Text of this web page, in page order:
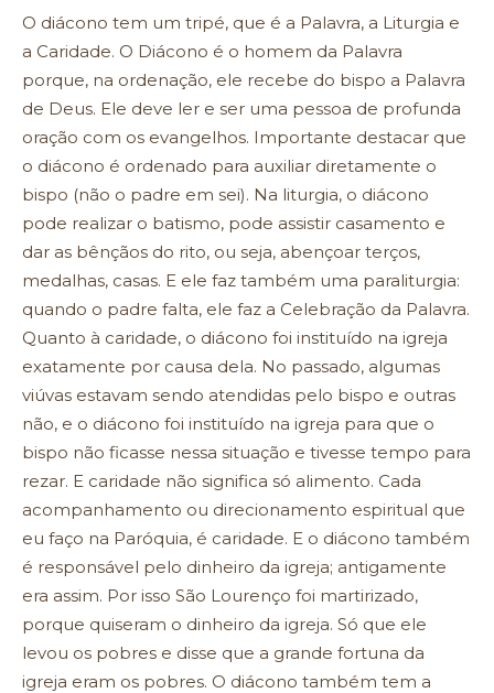
O diácono tem um tripé, que é a Palavra, a Liturgia e
a Caridade. O Diácono é o homem da Palavra
porque, na ordenação, ele recebe do bispo a Palavra
de Deus. Ele deve ler e ser uma pessoa de profunda
oração com os evangelhos. Importante destacar que
o diácono é ordenado para auxiliar diretamente o
bispo (não o padre em sei). Na liturgia, o diácono
pode realizar o batismo, pode assistir casamento e
dar as bênçãos do rito, ou seja, abençoar terços,
medalhas, casas. E ele faz também uma paraliturgia:
quando o padre falta, ele faz a Celebração da Palavra.
Quanto à caridade, o diácono foi instituído na igreja
exatamente por causa dela. No passado, algumas
viúvas estavam sendo atendidas pelo bispo e outras
não, e o diácono foi instituído na igreja para que o
bispo não ficasse nessa situação e tivesse tempo para
rezar. E caridade não significa só alimento. Cada
acompanhamento ou direcionamento espiritual que
eu faço na Paróquia, é caridade. E o diácono também
é responsável pelo dinheiro da igreja; antigamente
era assim. Por isso São Lourenço foi martirizado,
porque quiseram o dinheiro da igreja. Só que ele
levou os pobres e disse que a grande fortuna da
igreja eram os pobres. O diácono também tem a